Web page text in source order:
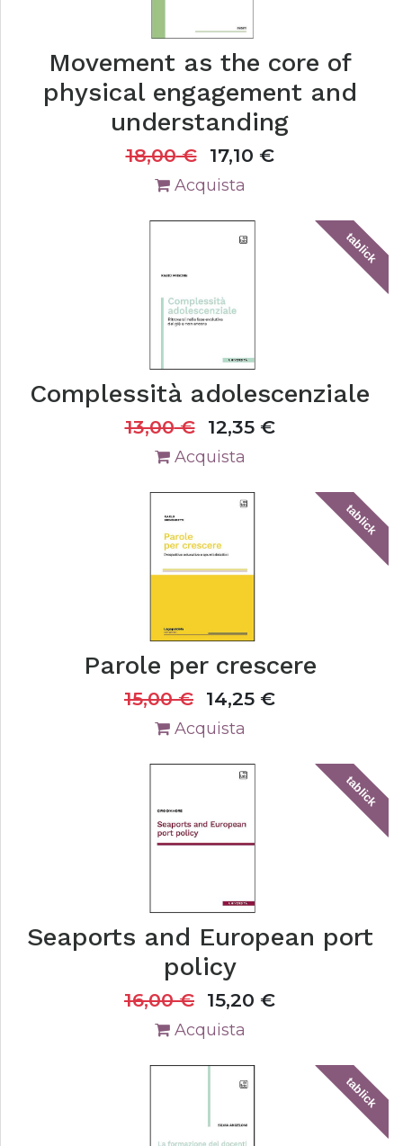
Movement as the core of
physical engagement and
understanding
18,00€ 17,10 €
Acquista
tablick
Complessità adolescenziale
13,00€ 12,35€
Acquista
tablick
Parole per crescere
15,00€ 14,25 €
Acquista
tablick
Seaports and European port
policy
16,00€ 15,20 €
Acquista
tablick